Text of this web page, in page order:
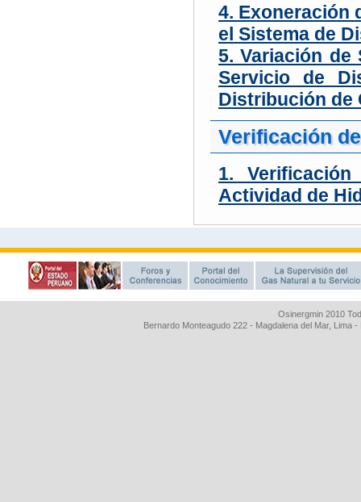
Osinergmin 2010
Bernardo Monteagudo 222 - Magdalena del Mar, Lima